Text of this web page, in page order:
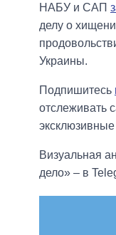
НАБУ и САП
делу о
Украины.
Подпишитесь
отслеживать
Визуальная
дело» – в